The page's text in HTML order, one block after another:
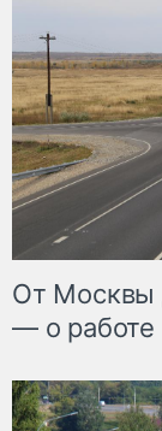
От Москвы
— о работе